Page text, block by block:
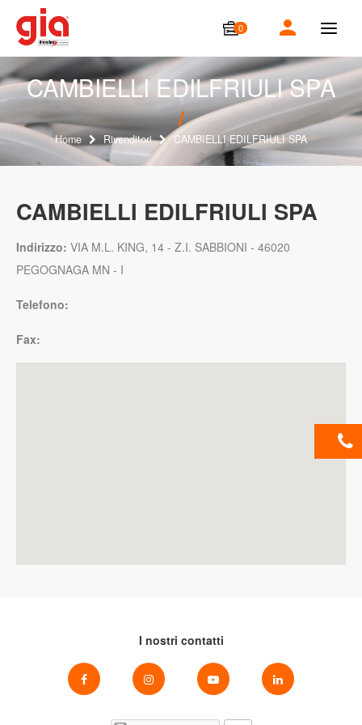
0
T
g
g
l
n
a
v
i
CAMBIELLI EDILFRIULI SPA
Home Rivenditori CAMBIELLI EDILFRIULI SPA
CAMBIELLI EDILFRIULI SPA
Indirizzo: VIA M.L. KING, 14 - Z.I. SABBIONI - 46020
PEGOGNAGA MN - I
Telefono:
Fax:
I nostri contatti